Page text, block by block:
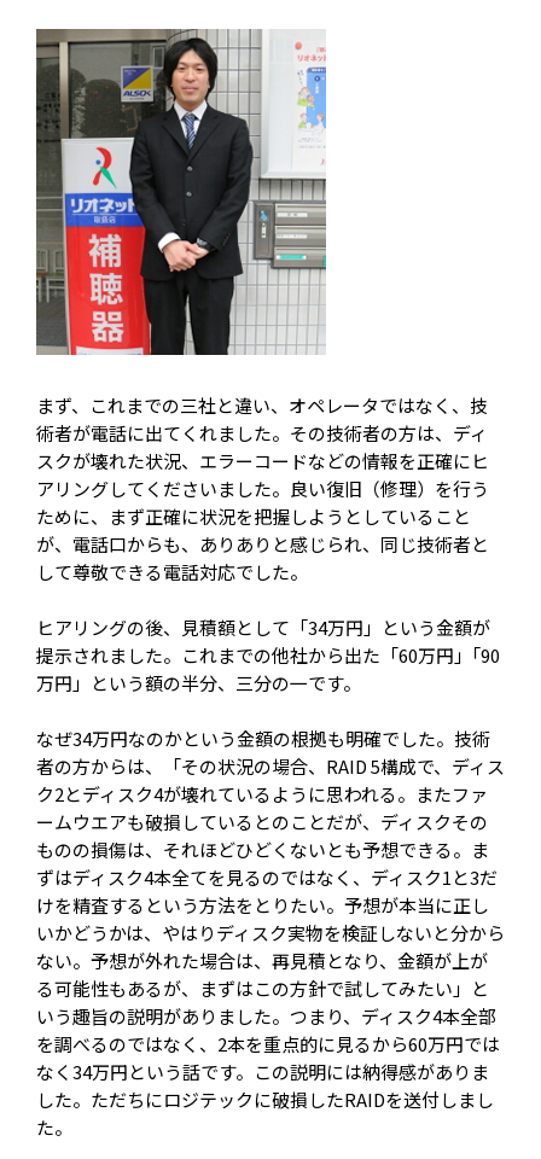
まず、これまでの三社と違い、オペレータではなく、技
術者が電話に出てくれました。その技術者の方は、ディ
スクが壊れた状況、エラーコードなどの情報を正確にヒ
アリングしてくださいました。良い復旧（修理）を行う
ために、まず正確に状況を把握しようとしていること
が、電話口からも、ありありと感じられ、同じ技術者と
して尊敬できる電話対応でした。
ヒアリングの後、見積額として「34万円」という金額が
提示されました。これまでの他社から出た「60万円」｢90
万円」という額の半分、三分の一です。
なぜ34万円なのかという金額の根拠も明確でした。技術
者の方からは、「その状況の場合、RAID 5構成で、ディス
ク2とディスク4が壊れているように思われる。またファ
ームウエアも破損しているとのことだが、ディスクその
ものの損傷は、それほどひどくないとも予想できる。ま
ずはディスク4本全てを見るのではなく、ディスク1と3だ
けを精査するという方法をとりたい。予想が本当に正し
いかどうかは、やはりディスク実物を検証しないと分から
ない。予想が外れた場合は、再見積となり、金額が上が
る可能性もあるが、まずはこの方針で試してみたい」と
いう趣旨の説明がありました。つまり、ディスク4本全部
を調べるのではなく、2本を重点的に見るから60万円では
なく34万円という話です。この説明には納得感がありま
した。ただちにロジテックに破損したRAIDを送付しまし
た。